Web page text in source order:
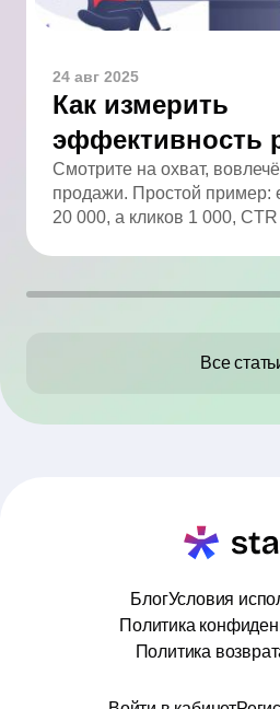
24 авг 2025
Как измерить
эффективность
блогера: полный
Смотрите на охват,
продажи. Простой пример:
20 000, а кликов 1 000,
Все
БлогУсловия
Политика
Политика